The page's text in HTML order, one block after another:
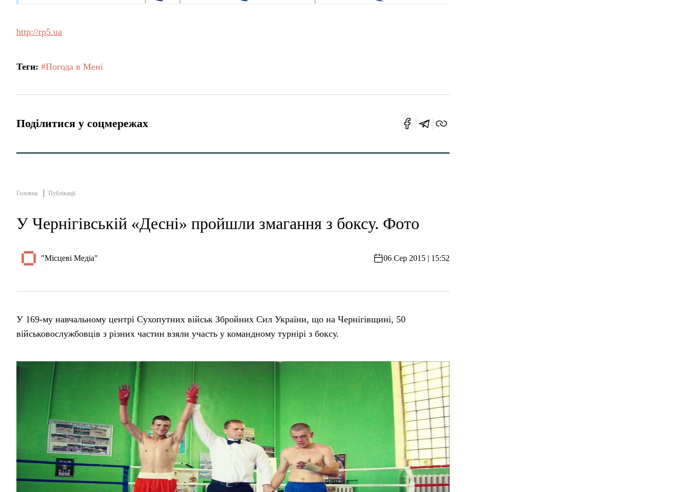
http://rp5.ua
Теги: #Погода в Мені
Поділитися у соцмережах
Головна Публікації
У Чернігівській «Десні» пройшли змагання з боксу. Фото
"Місцеві Медіа" 06 Сер 2015 | 15:52
У 169-му навчальному центрі Сухопутних військ Збройних Сил України, що на Чернігівщині, 50
військовослужбовців з різних частин взяли участь у командному турнірі з боксу.